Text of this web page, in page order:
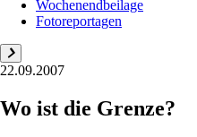
Wochenendbeilage
Fotoreportagen
22.09.2007
Wo ist die Grenze?